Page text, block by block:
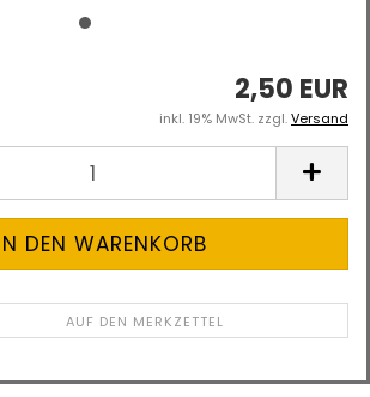
2,50 EUR
inkl. 19% MwSt. zzgl.Versand
AUF DEN MERKZETTEL